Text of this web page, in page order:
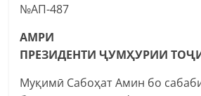
№АП-487
АМРИ
ПРЕЗИДЕНТИ ҶУМҲУРИИ
Муқимӣ Сабоҳат Амин бо